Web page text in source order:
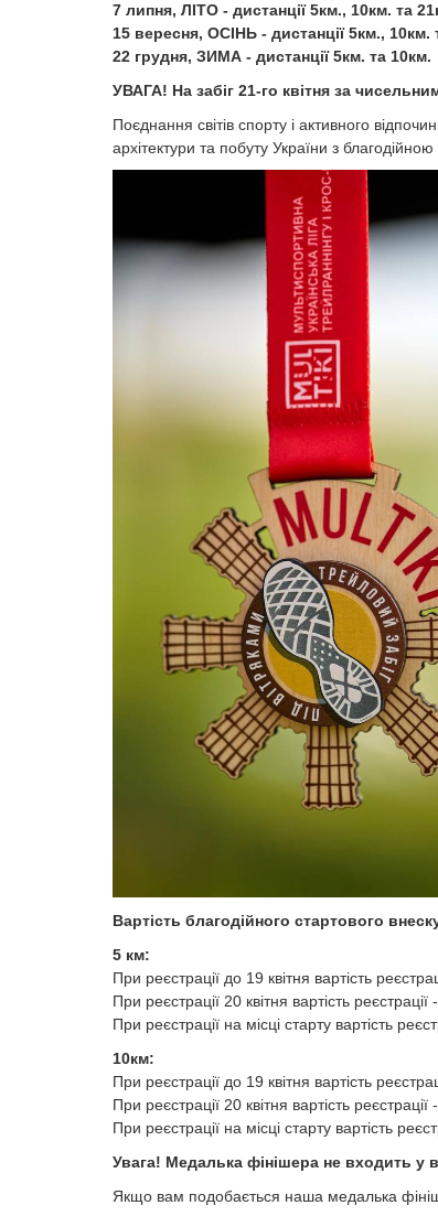
7 липня, ЛІТО - дистанції 5км., 10км. та
15 вересня, ОСІНЬ - дистанції 5км., 10км.
22 грудня, ЗИМА - дистанції 5км. та 10км.
УВАГА! На забіг 21-го квітня за
​​​​​​​​​​​Поєднання світів спорту і активного
архітектури та побуту України з
Вартість благодійного стартового
5 км:
При реєстрації до 19 квітня вартість
При реєстрації 20 квітня вартість реєстрації
При реєстрації на місці старту вартість
10км:
При реєстрації до 19 квітня вартість
При реєстрації 20 квітня вартість реєстрації
При реєстрації на місці старту вартість
Увага! Медалька фінішера не входить у
Якщо вам подобається наша медалька